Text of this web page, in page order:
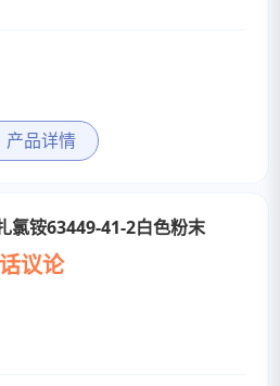
产品详情
氯铵63449-41-2白色粉末
议论